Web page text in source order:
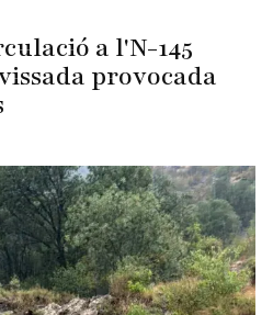
a l'N-145
provocada